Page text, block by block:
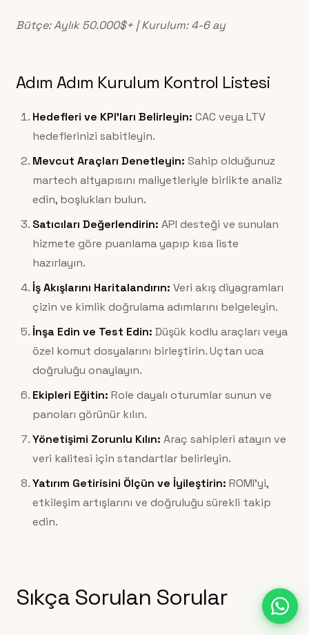
Bütçe: Aylık 50.000$+ | Kurulum: 4-6 ay
Adım Adım Kurulum Kontrol Listesi
Hedefleri ve KPI’ları Belirleyin: CAC veya LTV
hedeflerinizi sabitleyin.
Mevcut Araçları Denetleyin: Sahip olduğunuz
martech altyapısını maliyetleriyle birlikte analiz
edin, boşlukları bulun.
Satıcıları Değerlendirin: API desteği ve sunulan
hizmete göre puanlama yapıp kısa liste
hazırlayın.
İş Akışlarını Haritalandırın: Veri akış diyagramları
çizin ve kimlik doğrulama adımlarını belgeleyin.
İnşa Edin ve Test Edin: Düşük kodlu araçları veya
özel komut dosyalarını birleştirin. Uçtan uca
doğruluğu onaylayın.
Ekipleri Eğitin: Role dayalı oturumlar sunun ve
panoları görünür kılın.
Yönetişimi Zorunlu Kılın: Araç sahipleri atayın ve
veri kalitesi için standartlar belirleyin.
Yatırım Getirisini Ölçün ve İyileştirin: ROMI’yi,
etkileşim artışlarını ve doğruluğu sürekli takip
edin.
Sıkça Sorulan Sorular